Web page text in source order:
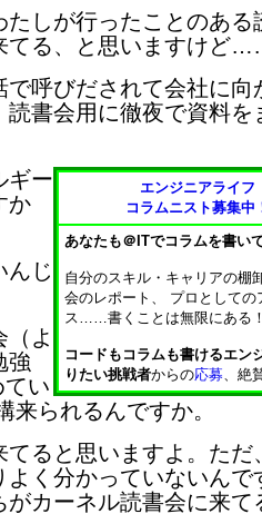
しが行ったことのある
てる、と思いますけど
呼びだされて会社に向
読書会用に徹夜で資料を
エンジニアライフ
コラムニスト募集中
あなたも＠ITでコラムを書い
自分のスキル・キャリアの棚
会のレポート、 プロとしての
ス……書くことは無限にある
コードもコラムも書けるエン
りたい挑戦者からの応募、絶
ー
か
じ
よ
強
い
来られるんですか。
ると思いますよ。ただ
よく分かっていないんで
がカーネル読書会に来て